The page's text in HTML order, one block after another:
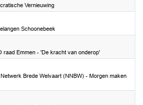
Vernieuwing
Schoonebeek
raad Emmen - 'De kracht van onderop'
Brede Welvaart (NNBW) - Morgen maken